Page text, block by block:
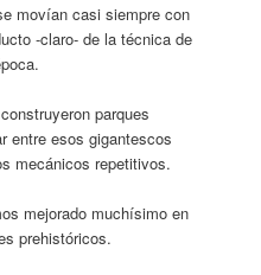
movían casi siempre con
-claro- de la técnica de
parques
entre esos gigantescos
mecánicos repetitivos.
mejorado muchísimo en
prehistóricos.